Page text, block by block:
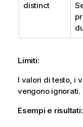
distinct
Limiti:
I valori di testo, i
vengono ignorati.
Esempi e risultati: